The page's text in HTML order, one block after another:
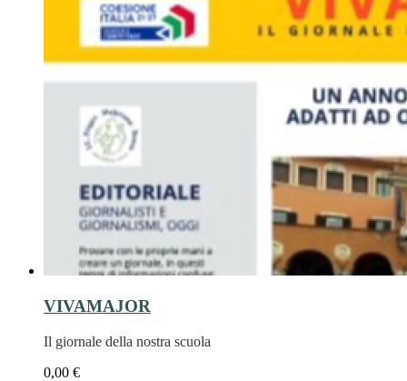
VIVAMAJOR
Il giornale della nostra scuola
0,00 €